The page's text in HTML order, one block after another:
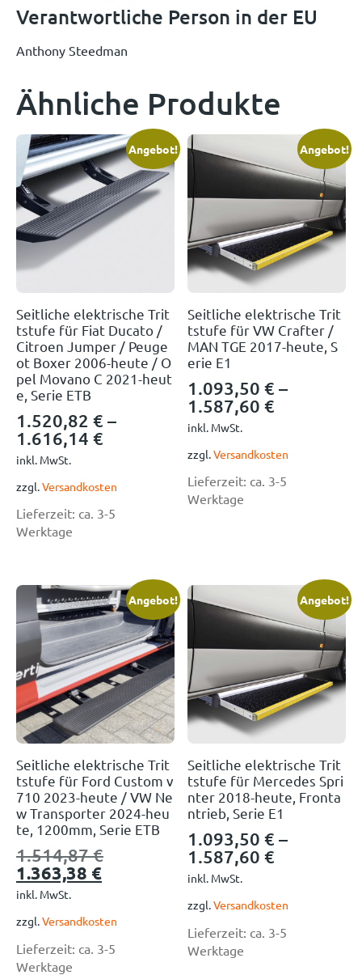
Verantwortliche Person in der EU
Anthony Steedman
Ähnliche Produkte
Angebot!
Seitliche elektrische Trit
tstufe für Fiat Ducato /
Citroen Jumper / Peuge
ot Boxer 2006-heute / O
pel Movano C 2021-heut
e, Serie ETB
1.520,82 € –
1.616,14 €
inkl. MwSt.
zzgl.Versandkosten
Lieferzeit: ca. 3-5
Werktage
Angebot!
Seitliche elektrische Trit
tstufe für VW Crafter /
MAN TGE 2017-heute, S
erie E1
1.093,50€ –
1.587,60€
inkl. MwSt.
zzgl.Versandkosten
Lieferzeit: ca. 3-5
Werktage
Angebot!
Seitliche elektrische Trit
tstufe für Ford Custom v
710 2023-heute / VW Ne
w Transporter 2024-heu
te, 1200mm, Serie ETB
1.514,87€
1.363,38 €
inkl. MwSt.
zzgl.Versandkosten
Lieferzeit: ca. 3-5
Werktage
Angebot!
Seitliche elektrische Trit
tstufe für Mercedes Spri
nter 2018-heute, Fronta
ntrieb, Serie E1
1.093,50€ –
1.587,60€
inkl. MwSt.
zzgl.Versandkosten
Lieferzeit: ca. 3-5
Werktage